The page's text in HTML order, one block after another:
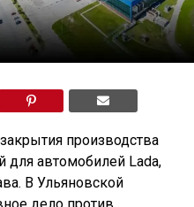
производства
для автомобилей Lada,
В Ульяновской